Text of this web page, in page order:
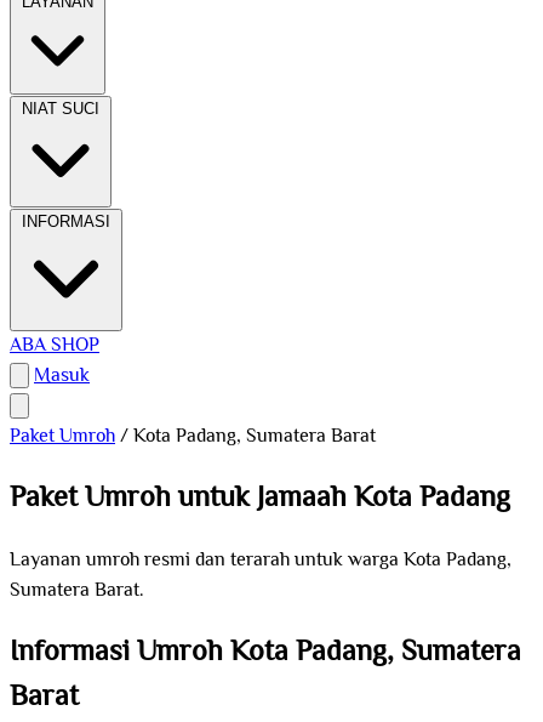
NIAT SUCI
INFORMASI
ABA SHOP
Masuk
Paket Umroh/Kota Padang, Sumatera Barat
Paket Umroh untuk Jamaah Kota Padang
Layanan umroh resmi dan terarah untuk warga Kota Padang,
Sumatera Barat.
Informasi Umroh Kota Padang, Sumatera
Barat